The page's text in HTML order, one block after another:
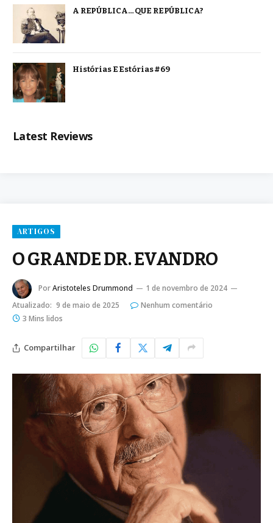
A REPÚBLICA… QUE REPÚBLICA?
Histórias E Estórias #69
Latest Reviews
ARTIGOS
O GRANDE DR. EVANDRO
PorAristoteles Drummond
1 de novembro de 2024
Atualizado: 9 de maio de 2025
Nenhum comentário
3 Mins lidos
Compartilhar